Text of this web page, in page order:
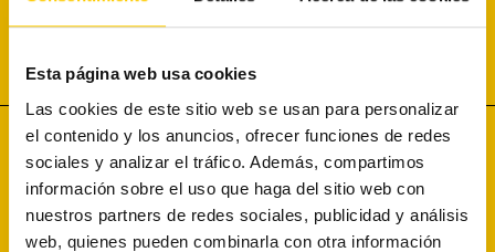
Esta página web usa cookies
Las cookies de este sitio web se usan para personalizar
el contenido y los anuncios, ofrecer funciones de redes
sociales y analizar el tráfico. Además, compartimos
información sobre el uso que haga del sitio web con
nuestros partners de redes sociales, publicidad y análisis
web, quienes pueden combinarla con otra información
Descargar caso de éxito
Pollastres Pili
Download
¿Quieres ser más rentable?
¡Automatiza la gestión del efectivo y
reduce posibles errores humanos con
Cashlogy!